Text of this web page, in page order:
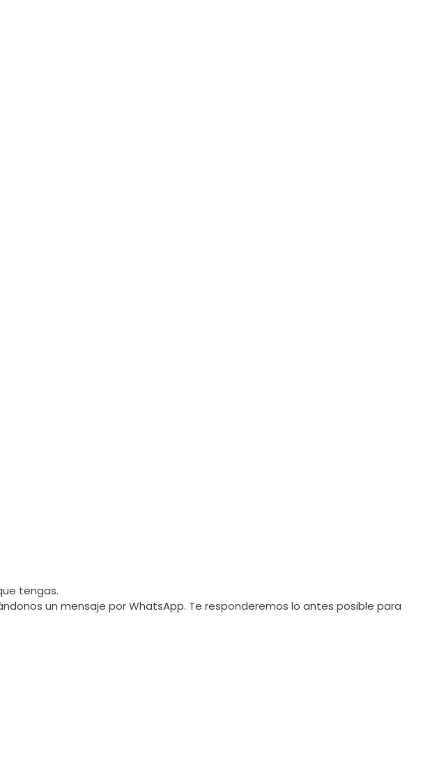
tengas.
un mensaje por WhatsApp. Te responderemos lo antes posible para